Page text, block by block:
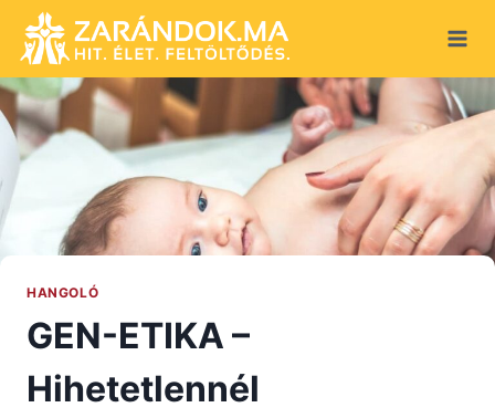
content
HANGOLÓ
GEN-ETIKA –
Hihetetlennél